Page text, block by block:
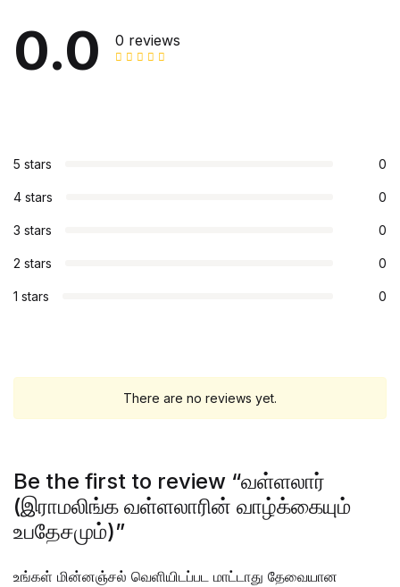
0.0 0 reviews
5 stars 0
4 stars 0
3 stars 0
2 stars 0
1 stars 0
There are no reviews yet.
Be the first to review “வள்ளலார்
(இராமலிங்க வள்ளலாரின் வாழ்க்கையும்
உபதேசமும்)”
உங்கள் மின்னஞ்சல் வெளியிடப்பட மாட்டாது தேவையான